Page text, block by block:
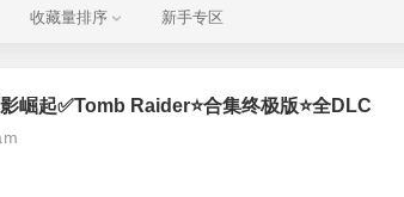
收藏量排序 新手专区
崛起✅Tomb Raider⭐️合集终极版⭐️全DLC